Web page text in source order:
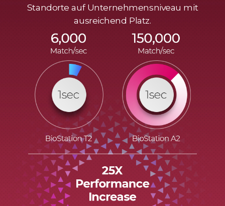
Standorte auf Unternehmensniveau mit
ausreichend Platz.